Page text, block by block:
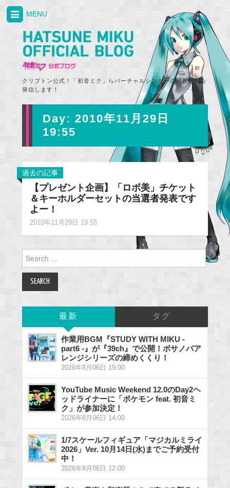
クリプトン公式！「初音ミク」らバーチャルシンガーの最新情報を
発信します！
MENU
Day: 2010年11月29日
19:55
過去の記事
【プレゼント企画】「ロボ美」チケット
＆キーホルダーセットの当選者発表です
よー！
2010年11月29日 19:55
Search
for:
最新 タグ
作業用BGM『STUDY WITH MIKU -
part6 -』が『39ch』で公開！ボサノバア
レンジシリーズの締めくくり！
2026年8月06日 19:00
YouTube Music Weekend 12.0のDay2ヘ
ッドライナーに「ポケモン feat. 初音ミ
ク」が参加決定！
2026年8月06日 14:00
1/7スケールフィギュア「マジカルミライ
2026」Ver. 10月14日(水)までご予約受付
中！
2026年8月06日 12:00